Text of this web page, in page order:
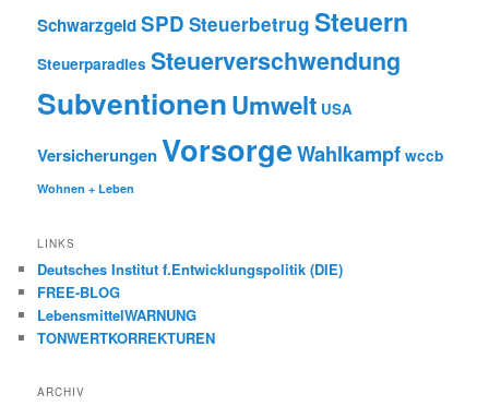
SchwarzgeldSPD Steuerbetrug Steuern
Steuerparadies Steuerverschwendung
SubventionenUmwelt USA
VersicherungenVorsorgeWahlkampf wccb
Wohnen + Leben
LINKS
Deutsches Institut f.Entwicklungspolitik (DIE)
FREE-BLOG
LebensmittelWARNUNG
TONWERTKORREKTUREN
ARCHIV